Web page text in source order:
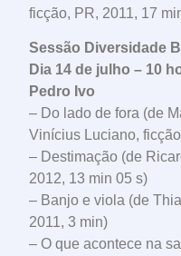
ficção, PR, 2011, 17
Sessão Diversidade
Dia 14 de julho – 10
Pedro Ivo
– Do lado de fora (de
Vinícius Luciano,
– Destimação (de
2012, 13 min 05 s)
– Banjo e viola (de
2011, 3 min)
– O que acontece na